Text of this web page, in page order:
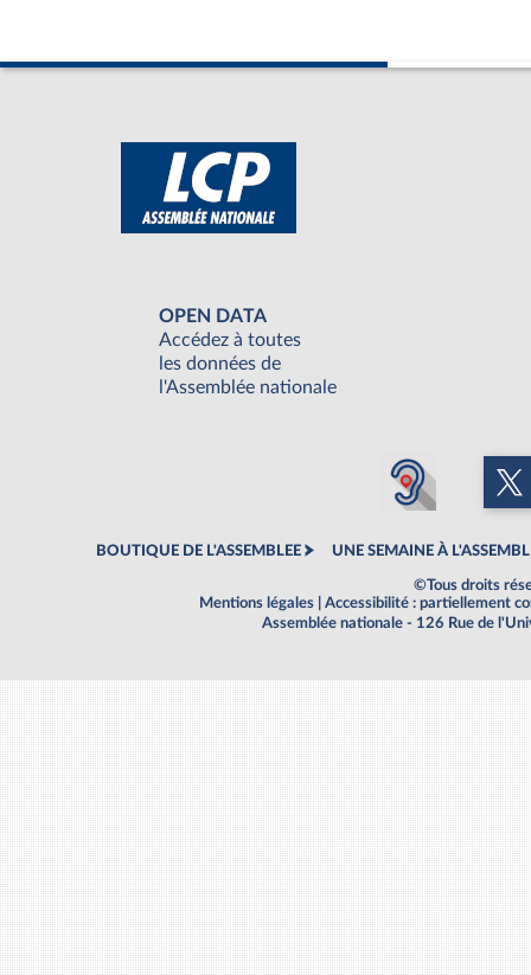
OPEN DATA
Accédez à toutes
les données de
l'Assemblée nationale
BOUTIQUE DE L'ASSEMBLEE UNE SEMAINE À
©Tous droits
Mentions légales
Accessibilité : partiellement
Assemblée nationale - 126 Rue de